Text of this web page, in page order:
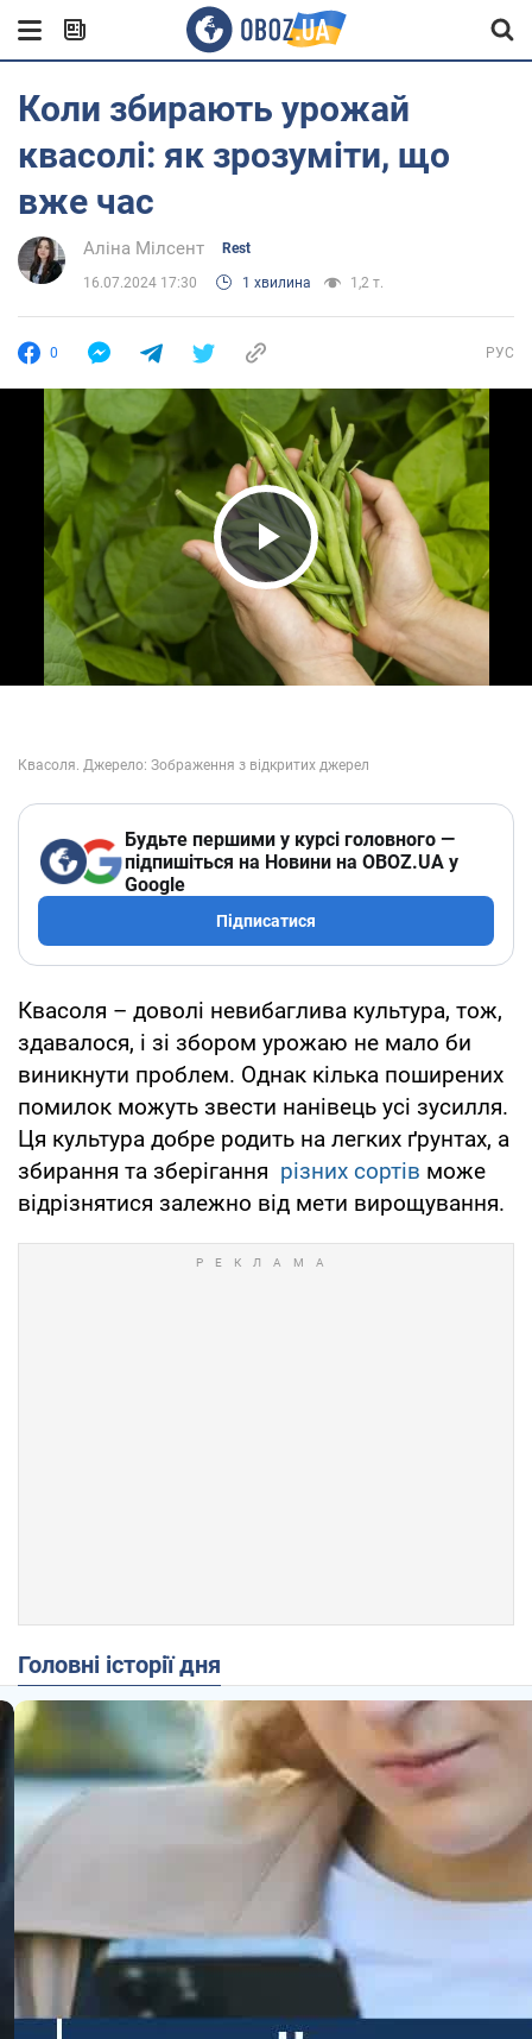
Коли збирають урожай
квасолі: як зрозуміти, що
вже час
Аліна Мілсент Rest
16.07.2024 17:30 1 хвилина 1,2 т.
0 РУС
Play Video
Будьте першими у курсі головного —
підпишіться на Новини на OBOZ.UA у
Google
Підписатися
Квасоля – доволі невибаглива культура, тож,
здавалося, і зі збором урожаю не мало би
виникнути проблем. Однак кілька поширених
помилок можуть звести нанівець усі зусилля.
Ця культура добре родить на легких ґрунтах, а
збирання та зберігання різних сортів може
відрізнятися залежно від мети вирощування.
Головні історії дня